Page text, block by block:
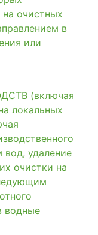
очистных
в
или
(включая
локальных
вод, удаление
очистки на
водные